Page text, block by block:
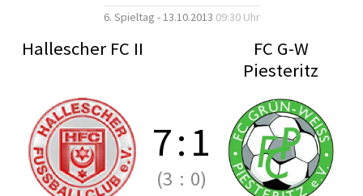
6. Spieltag - 13.10.2013 09:30 Uhr
Hallescher FC II
FC G-W
Piesteritz
7:1
(3 : 0)